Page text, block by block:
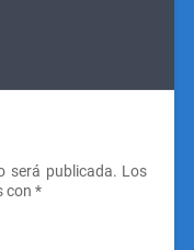
será publicada. Los
con *